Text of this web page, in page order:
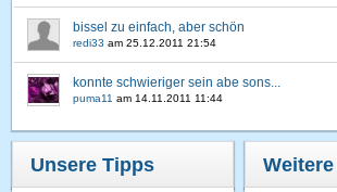
bissel zu einfach, aber schön
redi33 am25.12.2011 21:54
konnte schwieriger sein abe sons...
puma11 am 14.11.2011 11:44
Unsere Tipps